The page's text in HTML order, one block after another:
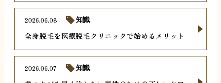
全身脱毛を医療脱毛クリニックで始めるメリット
2026.06.08 知識
2026.06.07 知識